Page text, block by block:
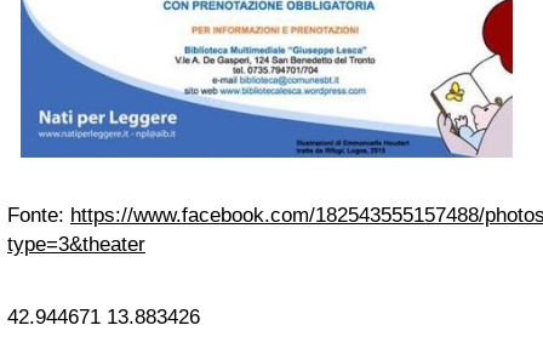
Fonte: https://www.facebook.com/182543555157488/
type=3&theater
42.944671 13.883426